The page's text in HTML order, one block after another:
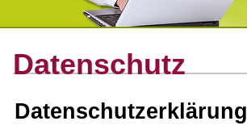
Datenschutz
Datenschutzerklärung